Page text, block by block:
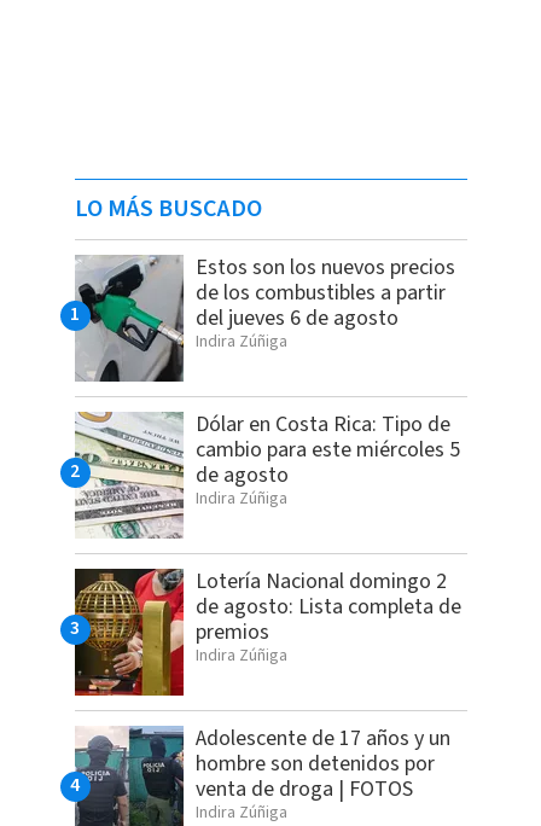
LO MÁS BUSCADO
Estos son los nuevos precios
de los combustibles a partir
del jueves 6 de agosto
Indira Zúñiga
Dólar en Costa Rica: Tipo de
cambio para este miércoles 5
de agosto
Indira Zúñiga
Lotería Nacional domingo 2
de agosto: Lista completa de
premios
Indira Zúñiga
Adolescente de 17 años y un
hombre son detenidos por
venta de droga | FOTOS
Indira Zúñiga